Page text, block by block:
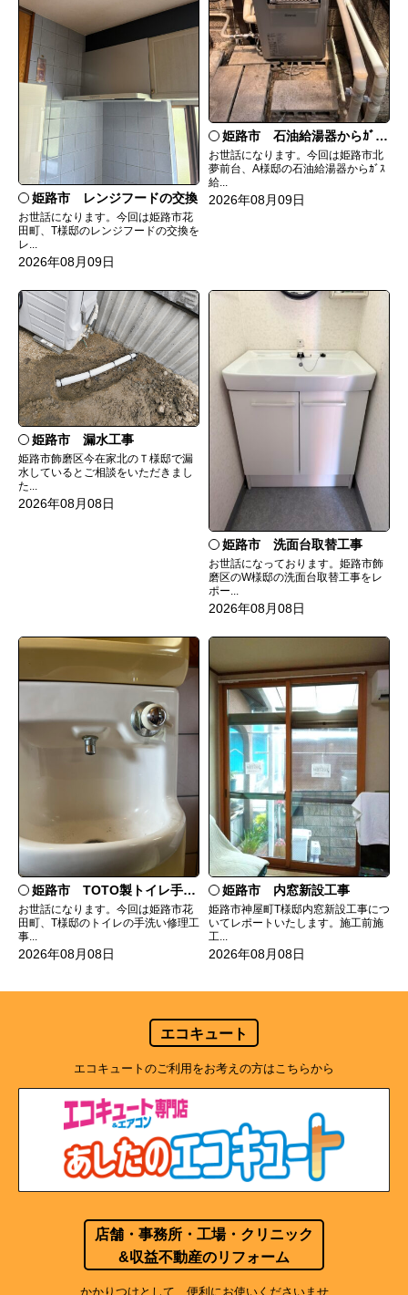
姫路市 レンジフードの交換
お世話になります。今回は姫路市花
田町、T様邸のレンジフードの交換を
レ...
2026年08月09日
姫路市 石油給湯器からｶﾞｽ給湯器へ取替
お世話になります。今回は姫路市北
夢前台、A様邸の石油給湯器からｶﾞｽ
給...
2026年08月09日
姫路市 漏水工事
姫路市飾磨区今在家北のＴ様邸で漏
水しているとご相談をいただきまし
た...
2026年08月08日
姫路市 洗面台取替工事
お世話になっております。姫路市飾
磨区のW様邸の洗面台取替工事をレ
ポー...
2026年08月08日
姫路市 TOTO製トイレ手洗いの水漏れ修理
お世話になります。今回は姫路市花
田町、T様邸のトイレの手洗い修理工
事...
2026年08月08日
姫路市 内窓新設工事
姫路市神屋町T様邸内窓新設工事につ
いてレポートいたします。施工前施
工...
2026年08月08日
エコキュート
エコキュートのご利用をお考えの方はこちらから
店舗・事務所・工場・クリニック
&収益不動産のリフォーム
かかりつけとして、便利にお使いくださいませ